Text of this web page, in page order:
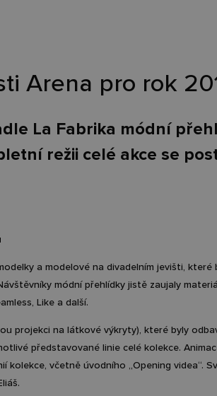
Arena pro rok
La Fabrika módní
režii celé akce se
a modelové na divadelním jevišti, které
módní přehlídky jistě zaujaly
Like a další.
projekci na látkové výkryty), které byly
představované linie celé kolekce.
včetně úvodního „Opening videa“.